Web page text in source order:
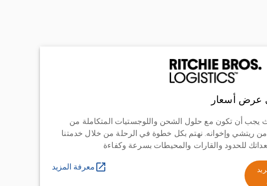
عرض أسعار
يجب أن تكون مع حلول الشحن واللوجستيات المتكاملة من
من ريتشي وإخوانه. نهتم بكل خطوة في الرحلة من خلال خدمتنا
للحدود والقارات والمحيطات بسرعة وكفاءة
معرفة المزيد